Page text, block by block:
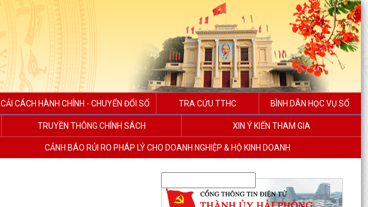
CẢI CÁCH HÀNH CHÍNH - CHUYỂN ĐỔI SỐ TRA CỨU TTHC BÌNH DÂN HỌC VỤ SỐ
TRUYỀN THÔNG CHÍNH SÁCH XIN Ý KIẾN THAM GIA
CẢNH BÁO RỦI RO PHÁP LÝ CHO DOANH NGHIỆP & HỘ KINH DOANH